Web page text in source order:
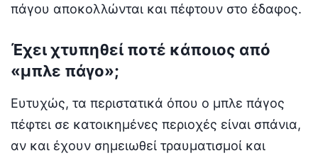
πάγου αποκολλώνται και πέφτουν στο έδαφος.
Έχει χτυπηθεί ποτέ κάποιος από
«μπλε πάγο»;
Ευτυχώς, τα περιστατικά όπου ο μπλε πάγος
πέφτει σε κατοικημένες περιοχές είναι σπάνια,
αν και έχουν σημειωθεί τραυματισμοί και